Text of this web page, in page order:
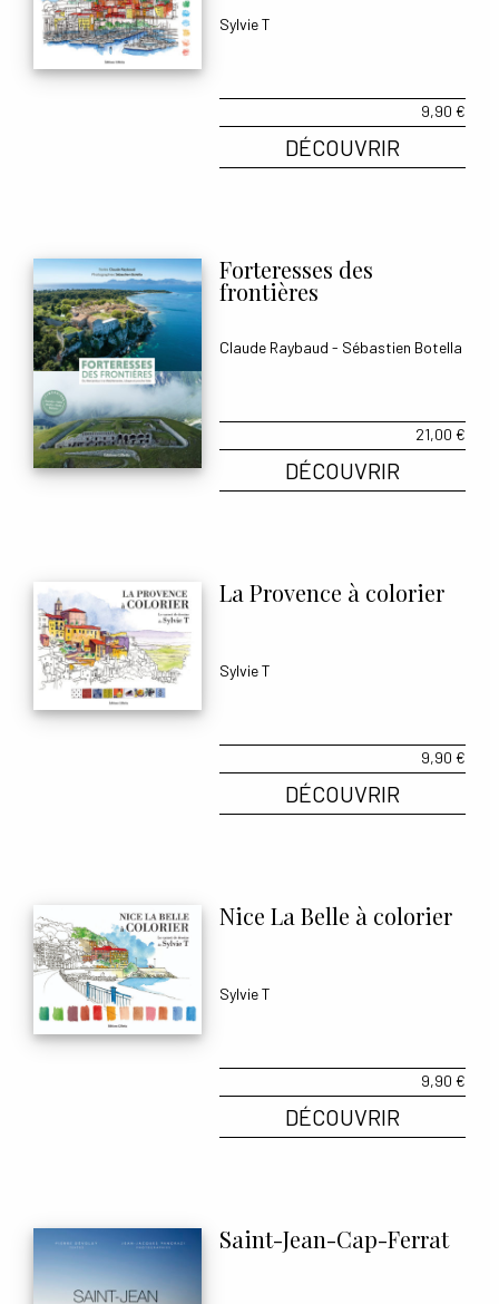
Sylvie T
9,90 €
DÉCOUVRIR
Forteresses des
frontières
Claude Raybaud - Sébastien Botella
21,00 €
DÉCOUVRIR
La Provence à colorier
Sylvie T
9,90 €
DÉCOUVRIR
Nice La Belle à colorier
Sylvie T
9,90 €
DÉCOUVRIR
Saint-Jean-Cap-Ferrat